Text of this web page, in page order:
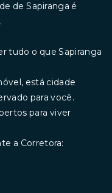
de Sapiranga é
tudo o que Sapiranga
está cidade
para você.
para viver
a Corretora: